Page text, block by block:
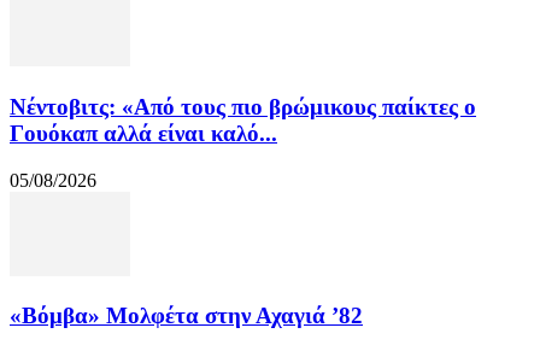
Νέντοβιτς: «Από τους πιο βρώμικους παίκτες ο
Γουόκαπ αλλά είναι καλό...
05/08/2026
«Βόμβα» Μολφέτα στην Αχαγιά ’82